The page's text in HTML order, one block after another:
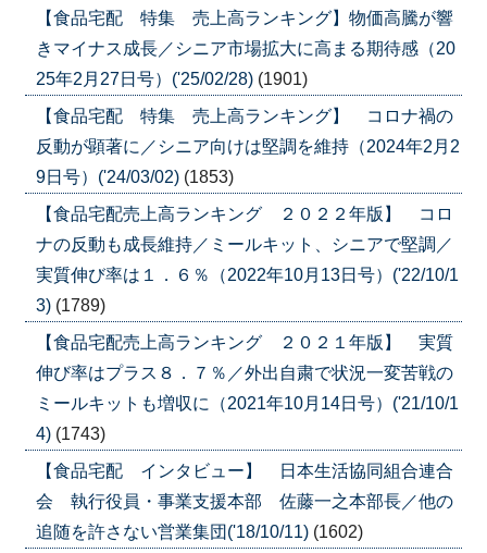
【食品宅配 特集 売上高ランキング】物価高騰が響
きマイナス成長／シニア市場拡大に高まる期待感（20
25年2月27日号）('25/02/28) (1901)
【食品宅配 特集 売上高ランキング】 コロナ禍の
反動が顕著に／シニア向けは堅調を維持（2024年2月2
9日号）('24/03/02) (1853)
【食品宅配売上高ランキング ２０２２年版】 コロ
ナの反動も成長維持／ミールキット、シニアで堅調／
実質伸び率は１．６％（2022年10月13日号）('22/10/1
3) (1789)
【食品宅配売上高ランキング ２０２１年版】 実質
伸び率はプラス８．７％／外出自粛で状況一変苦戦の
ミールキットも増収に（2021年10月14日号）('21/10/1
4) (1743)
【食品宅配 インタビュー】 日本生活協同組合連合
会 執行役員・事業支援本部 佐藤一之本部長／他の
追随を許さない営業集団('18/10/11) (1602)